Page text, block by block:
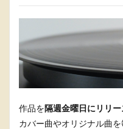
作品を隔週金曜日にリリー
カバー曲やオリジナル曲